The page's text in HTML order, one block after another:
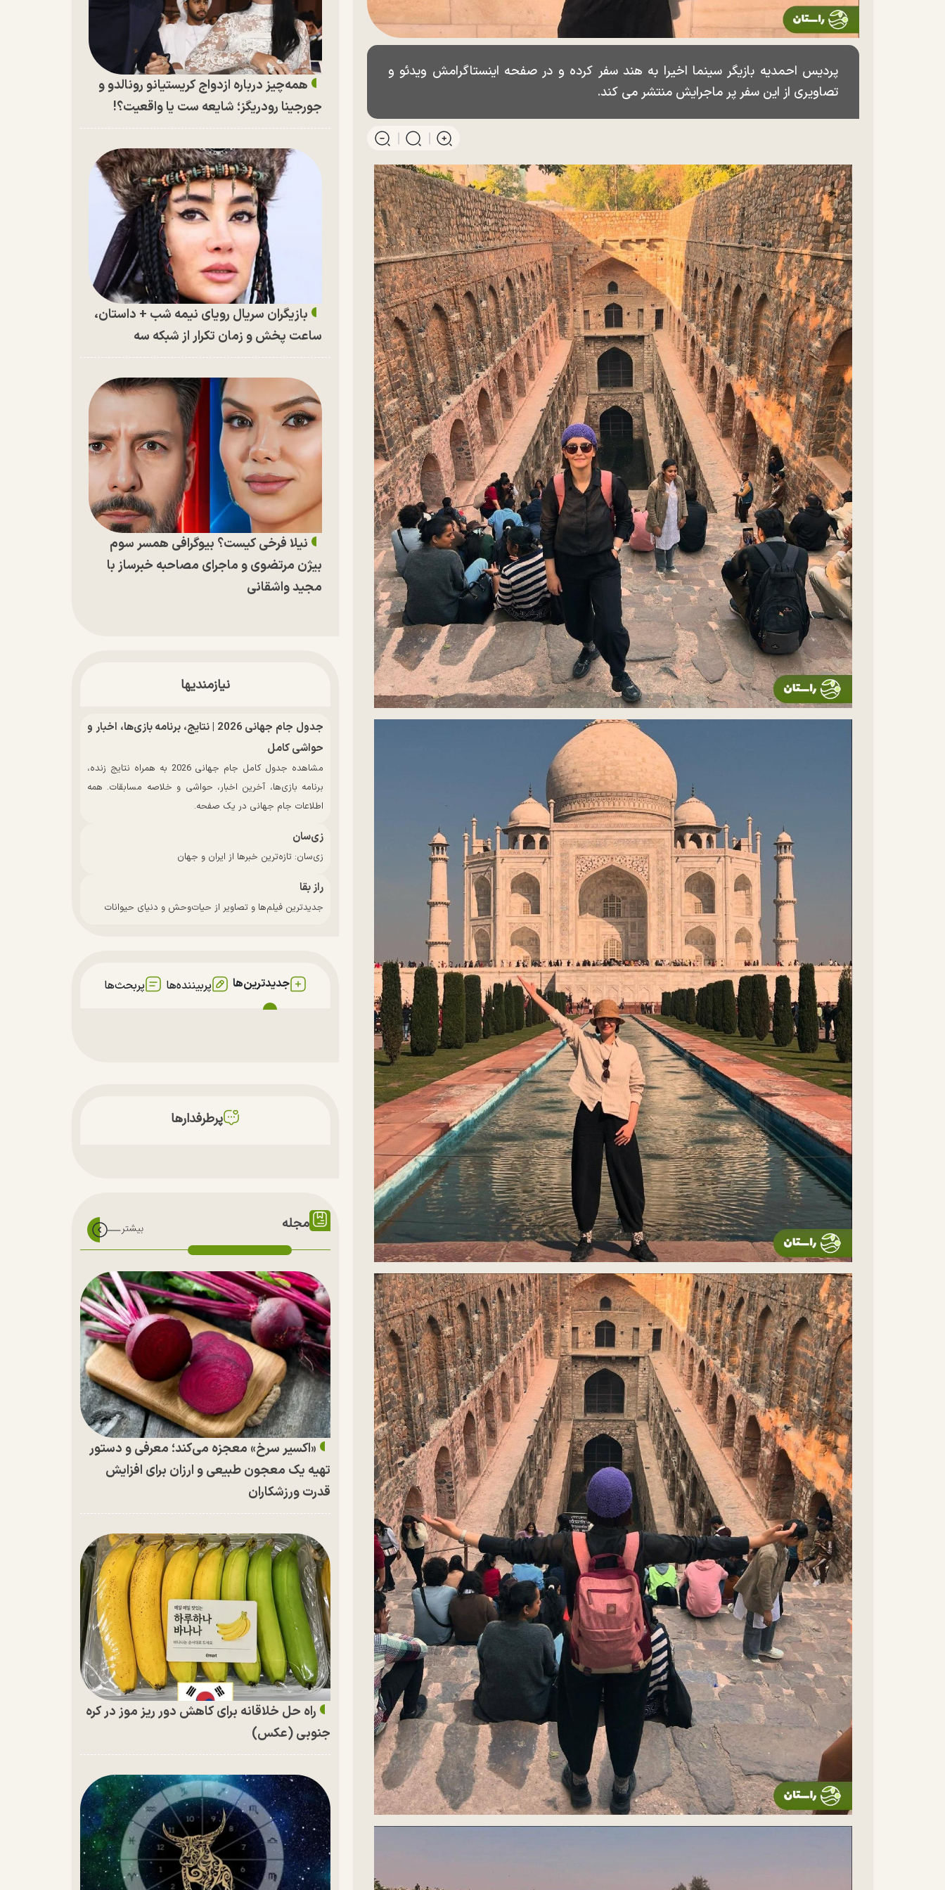
پردیس احمدیه بازیگر سینما اخیرا به هند سفر کرده و در صفحه اینستاگرامش ویدئو و
تصاویری از این سفر پر ماجرایش منتشر می کند.
همه‌چیز درباره ازدواج کریستیانو رونالدو و
جورجینا رودریگز؛ شایعه ست یا واقعیت؟!
بازیگران سریال رویای نیمه شب + داستان،
ساعت پخش و زمان تکرار از شبکه سه
نیلا فرخی کیست؟ بیوگرافی همسر سوم
بیژن مرتضوی و ماجرای مصاحبه خبرساز با
مجید واشقانی
نیازمندیها
جدول جام جهانی 2026 | نتایج، برنامه بازی‌ها، اخبار و
حواشی کامل
مشاهده جدول کامل جام جهانی 2026 به همراه نتایج زنده،
برنامه بازی‌ها، آخرین اخبار، حواشی و خلاصه مسابقات. همه
اطلاعات جام جهانی در یک صفحه.
زی‌سان
زی‌سان: تازه‌ترین خبرها از ایران و جهان
راز بقا
جدیدترین فیلم‌ها و تصاویر از حیات‌وحش و دنیای حیوانات
جدیدترین‌ها پربیننده‌ها پربحث‌ها
پرطرفدارها
مجله
«اکسیر سرخ» معجزه می‌کند؛ معرفی و دستور
تهیه یک معجون طبیعی و ارزان برای افزایش
قدرت ورزشکاران
راه حل خلاقانه برای کاهش دور ریز موز در کره
جنوبی (عکس)